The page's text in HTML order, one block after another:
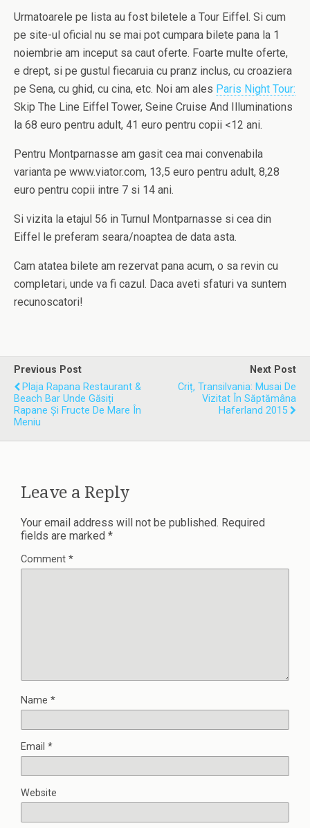
Urmatoarele pe lista au fost biletele a Tour Eiffel. Si cum
pe site-ul oficial nu se mai pot cumpara bilete pana la 1
noiembrie am inceput sa caut oferte. Foarte multe oferte,
e drept, si pe gustul fiecaruia cu pranz inclus, cu croaziera
pe Sena, cu ghid, cu cina, etc. Noi am ales Paris Night Tour:
Skip The Line Eiffel Tower, Seine Cruise And Illuminations
la 68 euro pentru adult, 41 euro pentru copii <12 ani.
Pentru Montparnasse am gasit cea mai convenabila
varianta pe www.viator.com, 13,5 euro pentru adult, 8,28
euro pentru copii intre 7 si 14 ani.
Si vizita la etajul 56 in Turnul Montparnasse si cea din
Eiffel le preferam seara/noaptea de data asta.
Cam atatea bilete am rezervat pana acum, o sa revin cu
completari, unde va fi cazul. Daca aveti sfaturi va suntem
recunoscatori!
Previous Post
Plaja Rapana Restaurant &
Beach Bar Unde Găsiți
Rapane Și Fructe De Mare În
Meniu
Next Post
Criț, Transilvania: Musai De
Vizitat În Săptămâna
Haferland 2015
Leave a Reply
Your email address will not be published. Required
fields are marked *
Comment *
Name *
Email *
Website